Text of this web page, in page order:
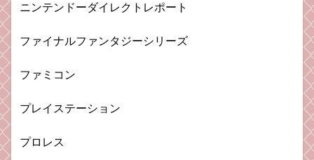
ニンテンドーダイレクトレポート
ファイナルファンタジーシリーズ
ファミコン
プレイステーション
プロレス